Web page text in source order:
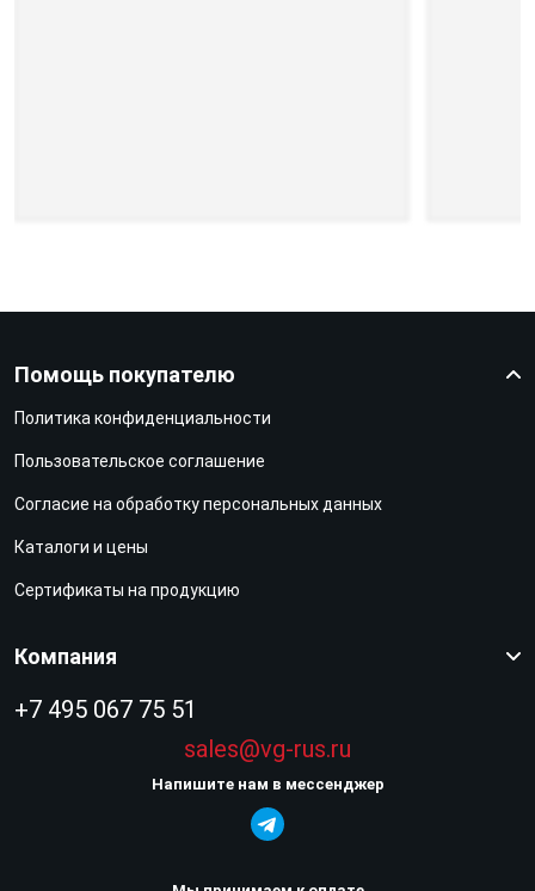
Помощь покупателю
Политика конфиденциальности
Пользовательское соглашение
Согласие на обработку персональных данных
Каталоги и цены
Сертификаты на продукцию
Компания
+7 495 067 75 51
sales@vg-rus.ru
Напишите нам в мессенджер